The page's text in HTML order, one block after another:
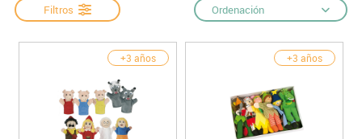
Filtros Ordenación
+3 años +3 años